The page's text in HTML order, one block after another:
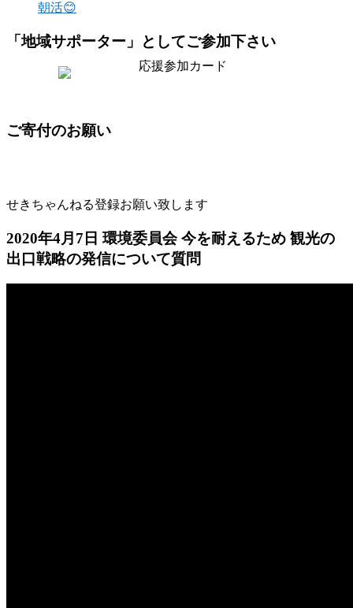
朝活😊
「地域サポーター」としてご参加下さい
ご寄付のお願い
せきちゃんねる登録お願い致します
2020年4月7日 環境委員会 今を耐えるため 観光の
出口戦略の発信について質問